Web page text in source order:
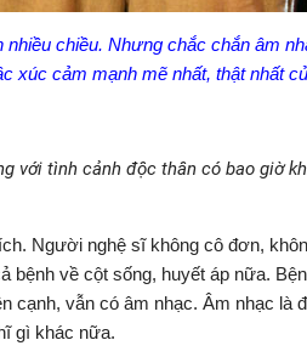
chiều. Nhưng chắc chắn âm
xúc cảm mạnh mẽ nhất, thật nhất
với tình cảnh độc thân có bao giờ
Người nghệ sĩ không cô đơn,
bệnh về cột sống, huyết áp nữa.
cạnh, vẫn có âm nhạc. Âm nhạc là
gì khác nữa.